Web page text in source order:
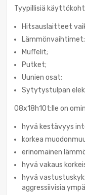
Tyypillisiä
Hitsauslaitteet
Lämmönvaihtimet;
Muffelit;
Putket;
Uunien osat;
Sytytystulpan
08x18h10t:lle on
hyvä kestävyys
korkea
erinomainen
hyvä vakaus
hyvä
aggressiivisia